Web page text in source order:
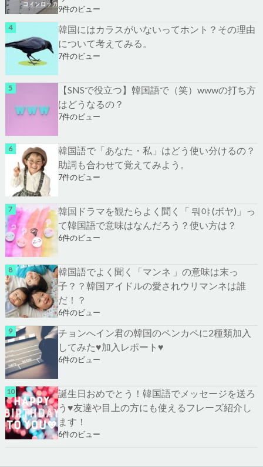
9件のビュー
韓国にはカラスがいないってホント？その理由
について考えてみる。
7件のビュー
【SNSで役立つ】韓国語で（笑）wwwの打ち方
はどうなるの？
7件のビュー
韓国語で「あなた・私」はどう使い分けるの？
助詞も合わせて覚えてみよう。
7件のビュー
韓国ドラマを観たらよく聞く「 뭐야 (ボヤ)」っ
て韓国語で意味はなんだろう？使い方は？
6件のビュー
韓国語でよく聞く「マンネ 」の意味は末っ
子？？韓国アイドルの愛されウリマンネは誰
だ！？
6件のビュー
チョンへイン君の韓国のペンカペに2種類加入
してみた♥加入レポート♥
6件のビュー
誕生日おめでとう！韓国語でメッセージを送ろ
う♥友達や目上の方にも使えるフレーズ紹介し
ます！
6件のビュー